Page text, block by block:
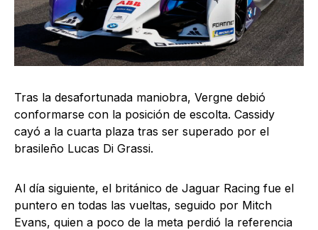
Tras la desafortunada maniobra, Vergne debió
conformarse con la posición de escolta. Cassidy
cayó a la cuarta plaza tras ser superado por el
brasileño Lucas Di Grassi.
Al día siguiente, el británico de Jaguar Racing fue el
puntero en todas las vueltas, seguido por Mitch
Evans, quien a poco de la meta perdió la referencia